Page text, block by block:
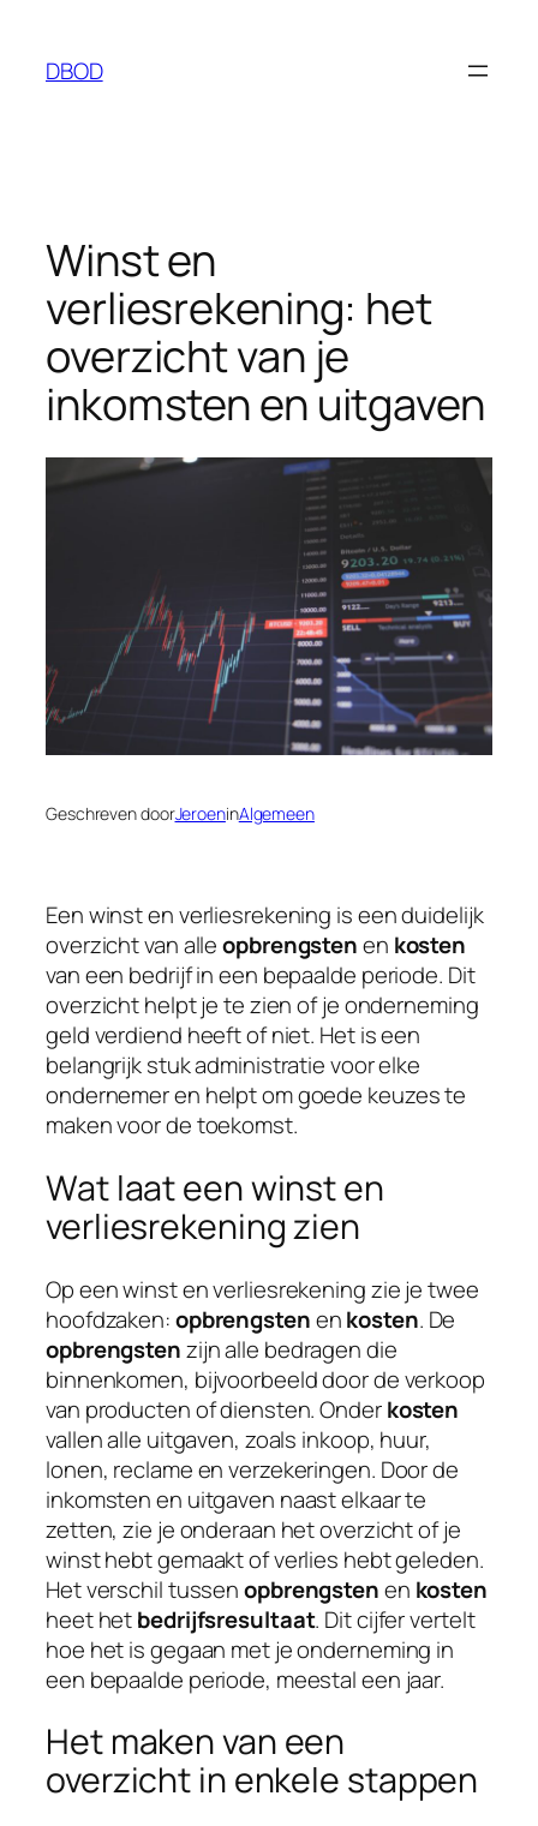
DBOD
Winst en
verliesrekening: het
overzicht van je
inkomsten en uitgaven
Geschreven doorJeroeninAlgemeen
Een winst en verliesrekening is een duidelijk
overzicht van alleopbrengstenen kosten
van een bedrijf in een bepaalde periode. Dit
overzicht helpt je te zien of je onderneming
geld verdiend heeft of niet. Het is een
belangrijk stuk administratie voor elke
ondernemer en helpt om goede keuzes te
maken voor de toekomst.
Wat laat een winst en
verliesrekening zien
Op een winst en verliesrekening zie je twee
hoofdzaken:opbrengstenenkosten. De
opbrengstenzijn alle bedragen die
binnenkomen, bijvoorbeeld door de verkoop
van producten of diensten. Onderkosten
vallen alle uitgaven, zoals inkoop, huur,
lonen, reclame en verzekeringen. Door de
inkomsten en uitgaven naast elkaar te
zetten, zie je onderaan het overzicht of je
winst hebt gemaakt of verlies hebt geleden.
Het verschil tussenopbrengstenen kosten
heet hetbedrijfsresultaat. Dit cijfer vertelt
hoe het is gegaan met je onderneming in
een bepaalde periode, meestal een jaar.
Het maken van een
overzicht in enkele stappen